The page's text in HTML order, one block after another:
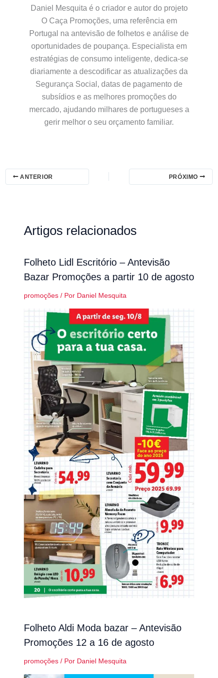
Daniel Mesquita é o criador e autor do projeto
O Caça Promoções, uma referência em
Portugal na antevisão de folhetos e análise de
oportunidades de poupança. Especialista em
estratégias de consumo inteligente, dedica-se
diariamente a descodificar as atualizações da
Segurança Social, datas de pagamento de
subsídios e as melhores promoções do
mercado, ajudando milhares de portugueses a
gerir melhor o seu orçamento familiar.
ANTERIOR PRÓXIMO
Artigos relacionados
Folheto Lidl Escritório – Antevisão
Bazar Promoções a partir 10 de agosto
promoções/ Por Daniel Mesquita
Folheto Aldi Moda bazar – Antevisão
Promoções 12 a 16 de agosto
promoções/ Por Daniel Mesquita